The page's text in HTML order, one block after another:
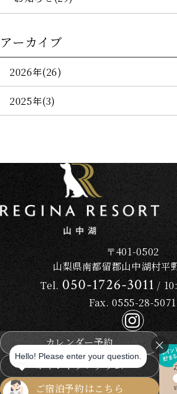
アーカイブ
2026年(26)
2025年(3)
〒401-0502
山梨県南都留郡山中湖村平
Tel.050-1726-3011/
Fax. 0555-28-5071
カレンダー予約
ポイントプログラム
ご宿泊予約はこちら
食物アレルギー対応基本方針
グループ施設一覧